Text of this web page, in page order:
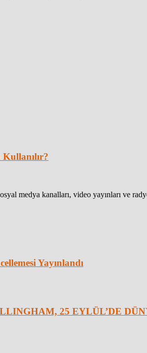
medya kanalları, video yayınları ve
Yayınlandı
25 EYLÜL’DE